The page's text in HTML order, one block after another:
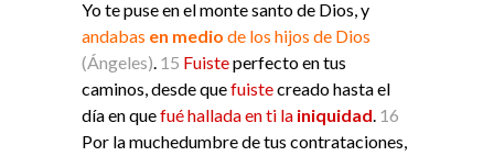
Yo te puse en el monte santo de Dios, y
andabas en medio de los hijos de Dios
(Ángeles). 15 Fuisteperfecto en tus
caminos, desde quefuistecreado hasta el
día en quefué hallada en ti la iniquidad. 16
Por la muchedumbre de tus contrataciones,